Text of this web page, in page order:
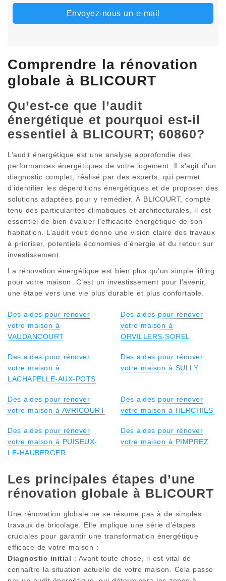
Envoyez-nous un e-mail
Comprendre la rénovation
globale à BLICOURT
Qu’est-ce que l’audit
énergétique et pourquoi est-il
essentiel à BLICOURT; 60860?
L’audit énergétique est une analyse approfondie des
performances énergétiques de votre logement. Il s’agit d’un
diagnostic complet, réalisé par des experts, qui permet
d’identifier les déperditions énergétiques et de proposer des
solutions adaptées pour y remédier. À BLICOURT, compte
tenu des particularités climatiques et architecturales, il est
essentiel de bien évaluer l’efficacité énergétique de son
habitation. L’audit vous donne une vision claire des travaux
à prioriser, potentiels économies d’énergie et du retour sur
investissement.
La rénovation énergétique est bien plus qu’un simple lifting
pour votre maison. C’est un investissement pour l’avenir,
une étape vers une vie plus durable et plus confortable.
Des aides pour rénover
votre maison à
VAUDANCOURT
Des aides pour rénover
votre maison à
ORVILLERS-SOREL
Des aides pour rénover
votre maison à
LACHAPELLE-AUX-POTS
Des aides pour rénover
votre maison à SULLY
Des aides pour rénover
votre maison à AVRICOURT
Des aides pour rénover
votre maison à HERCHIES
Des aides pour rénover
votre maison à PUISEUX-
LE-HAUBERGER
Des aides pour rénover
votre maison à PIMPREZ
Les principales étapes d’une
rénovation globale à BLICOURT
Une rénovation globale ne se résume pas à de simples
travaux de bricolage. Elle implique une série d’étapes
cruciales pour garantir une transformation énergétique
efficace de votre maison :
Diagnostic initial : Avant toute chose, il est vital de
connaître la situation actuelle de votre maison. Cela passe